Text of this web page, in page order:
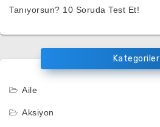
Tanıyorsun? 10 Soruda Test Et!
Kategoriler
Aile
Aksiyon